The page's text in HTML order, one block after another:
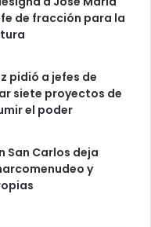
de fracción para la
pidió a jefes de
siete proyectos de
el poder
San Carlos deja
y